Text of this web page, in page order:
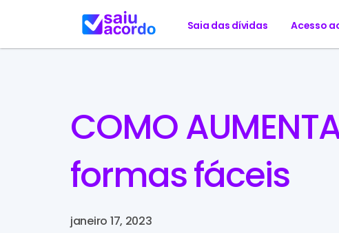
Saia das dívidas Acesso
COMO
formas fáceis
janeiro 17, 2023